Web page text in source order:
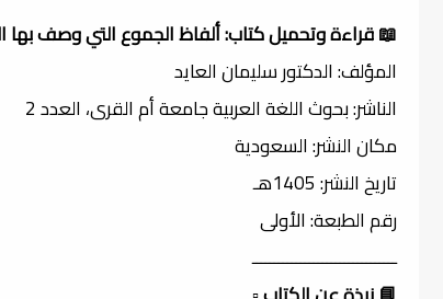
📖 قراءة وتحميل كتاب: ألفاظ الجموع التي وصف بها
المؤلف: الدكتور سليمان العايد
الناشر: بحوث اللغة العربية جامعة أم القرى، العدد 2
مكان النشر: السعودية
تاريخ النشر: 1405هـ
رقم الطبعة: الأولى
ـــــــــــــــــــــــــــــــــ